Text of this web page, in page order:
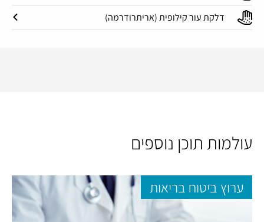
דלקת עור קילופית (אריתרודרמה)
עולמות תוכן נוספים
ערוץ ביטוח בריאות